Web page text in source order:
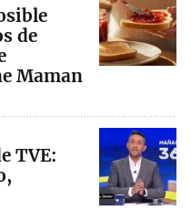
de
Maman
TVE: